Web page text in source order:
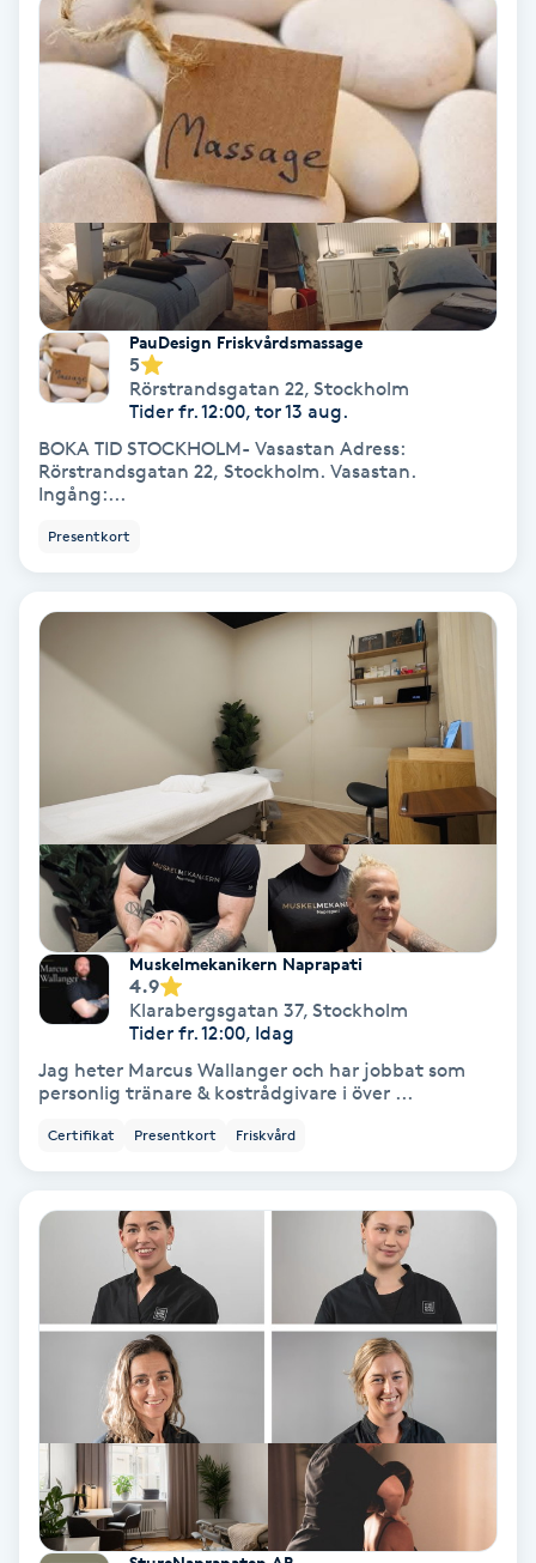
Eyeliner-tatuering
Face framing
Faceliftmassage
Fet hårbotten
Fettreducering
Fibromassage
Fillers
Fotvård
Fransborttagning
Fransfärgning
Fransförlängning
Fransförlängning Megavolym
Fransförlängning Volym
Fransk manikyr
Frekvensterapi
Friskvård
Friskvårdsmassage
Funktionsanalys
PauDesign Friskvårdsmassage
5
Rörstrandsgatan 22, Stockholm
Tider fr. 12:00, tor 13 aug.
BOKA TID STOCKHOLM- Vasastan Adress:
Rörstrandsgatan 22, Stockholm. Vasastan.
Ingång:...
Presentkort
Muskelmekanikern Naprapati
4.9
Klarabergsgatan 37, Stockholm
Tider fr. 12:00, Idag
Jag heter Marcus Wallanger och har jobbat som
personlig tränare & kostrådgivare i över ...
Certifikat Presentkort Friskvård